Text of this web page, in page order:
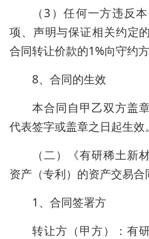
（3）任何一方违反
项、声明与保证相关约定
合同转让价款的1%向守约
8、合同的生效
本合同自甲乙双方盖
代表签字或盖章之日起生效。
（二）《有研稀土新
资产（专利）的资产交易合
1、合同签署方
转让方（甲方）：有